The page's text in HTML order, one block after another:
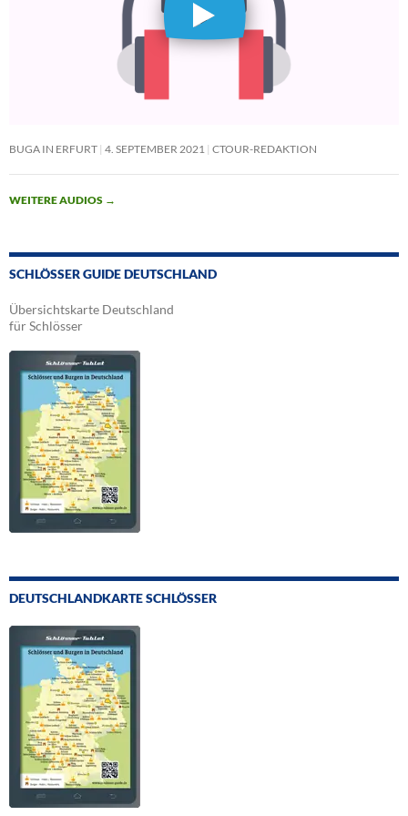
BUGA IN ERFURT 4. SEPTEMBER 2021 CTOUR-REDAKTION
WEITERE AUDIOS →
SCHLÖSSER GUIDE DEUTSCHLAND
Übersichtskarte Deutschland
für Schlösser
DEUTSCHLANDKARTE SCHLÖSSER